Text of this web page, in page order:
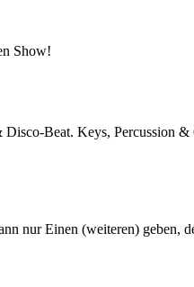
Show!
Beat. Keys, Percussion
nur Einen (weiteren) geben,